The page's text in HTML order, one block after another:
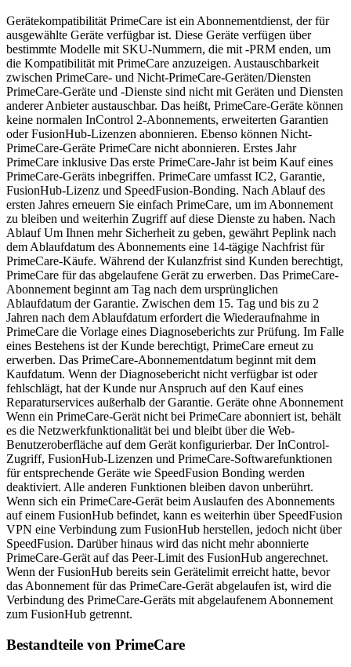
Gerätekompatibilität PrimeCare ist ein Abonnementdienst, der für
ausgewählte Geräte verfügbar ist. Diese Geräte verfügen über
bestimmte Modelle mit SKU-Nummern, die mit -PRM enden, um
die Kompatibilität mit PrimeCare anzuzeigen. Austauschbarkeit
zwischen PrimeCare- und Nicht-PrimeCare-Geräten/Diensten
PrimeCare-Geräte und -Dienste sind nicht mit Geräten und Diensten
anderer Anbieter austauschbar. Das heißt, PrimeCare-Geräte können
keine normalen InControl 2-Abonnements, erweiterten Garantien
oder FusionHub-Lizenzen abonnieren. Ebenso können Nicht-
PrimeCare-Geräte PrimeCare nicht abonnieren. Erstes Jahr
PrimeCare inklusive Das erste PrimeCare-Jahr ist beim Kauf eines
PrimeCare-Geräts inbegriffen. PrimeCare umfasst IC2, Garantie,
FusionHub-Lizenz und SpeedFusion-Bonding. Nach Ablauf des
ersten Jahres erneuern Sie einfach PrimeCare, um im Abonnement
zu bleiben und weiterhin Zugriff auf diese Dienste zu haben. Nach
Ablauf Um Ihnen mehr Sicherheit zu geben, gewährt Peplink nach
dem Ablaufdatum des Abonnements eine 14-tägige Nachfrist für
PrimeCare-Käufe. Während der Kulanzfrist sind Kunden berechtigt,
PrimeCare für das abgelaufene Gerät zu erwerben. Das PrimeCare-
Abonnement beginnt am Tag nach dem ursprünglichen
Ablaufdatum der Garantie. Zwischen dem 15. Tag und bis zu 2
Jahren nach dem Ablaufdatum erfordert die Wiederaufnahme in
PrimeCare die Vorlage eines Diagnoseberichts zur Prüfung. Im Falle
eines Bestehens ist der Kunde berechtigt, PrimeCare erneut zu
erwerben. Das PrimeCare-Abonnementdatum beginnt mit dem
Kaufdatum. Wenn der Diagnosebericht nicht verfügbar ist oder
fehlschlägt, hat der Kunde nur Anspruch auf den Kauf eines
Reparaturservices außerhalb der Garantie. Geräte ohne Abonnement
Wenn ein PrimeCare-Gerät nicht bei PrimeCare abonniert ist, behält
es die Netzwerkfunktionalität bei und bleibt über die Web-
Benutzeroberfläche auf dem Gerät konfigurierbar. Der InControl-
Zugriff, FusionHub-Lizenzen und PrimeCare-Softwarefunktionen
für entsprechende Geräte wie SpeedFusion Bonding werden
deaktiviert. Alle anderen Funktionen bleiben davon unberührt.
Wenn sich ein PrimeCare-Gerät beim Auslaufen des Abonnements
auf einem FusionHub befindet, kann es weiterhin über SpeedFusion
VPN eine Verbindung zum FusionHub herstellen, jedoch nicht über
SpeedFusion. Darüber hinaus wird das nicht mehr abonnierte
PrimeCare-Gerät auf das Peer-Limit des FusionHub angerechnet.
Wenn der FusionHub bereits sein Gerätelimit erreicht hatte, bevor
das Abonnement für das PrimeCare-Gerät abgelaufen ist, wird die
Verbindung des PrimeCare-Geräts mit abgelaufenem Abonnement
zum FusionHub getrennt.
Bestandteile von PrimeCare